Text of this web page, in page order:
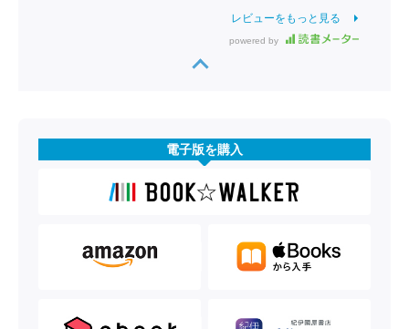
レビューをもっと見る
powered by
電子版を購入